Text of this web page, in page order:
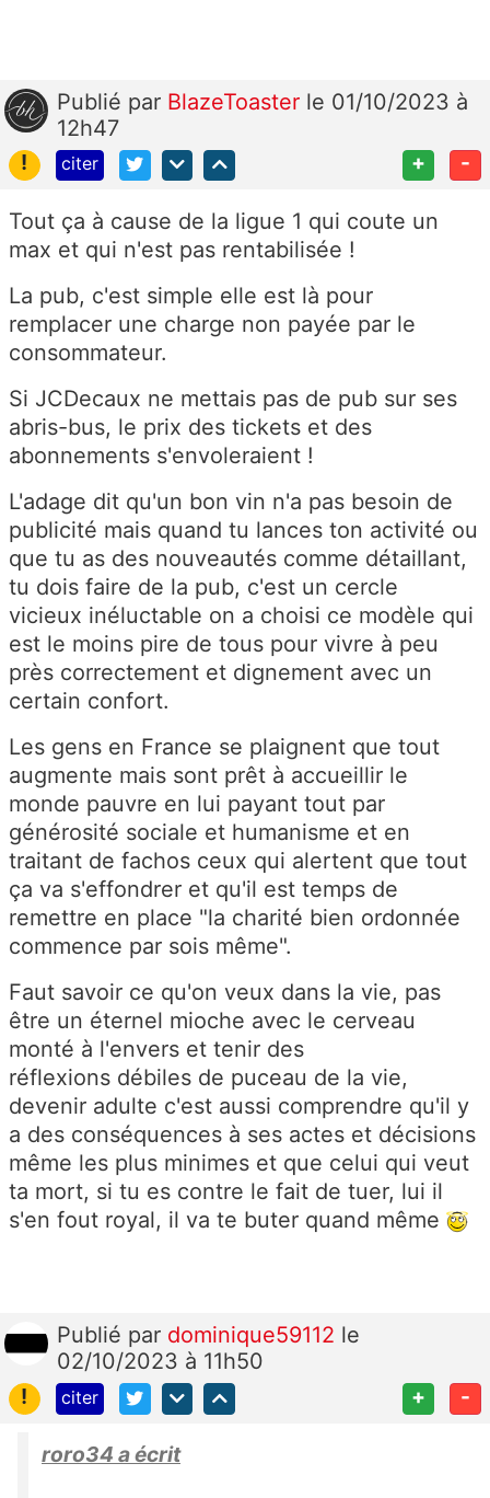
Publié par BlazeToaster le 01/10/2023 à
12h47
!
citer + -
Tout ça à cause de la ligue 1 qui coute un
max et qui n'est pas rentabilisée !
La pub, c'est simple elle est là pour
remplacer une charge non payée par le
consommateur.
Si JCDecaux ne mettais pas de pub sur ses
abris-bus, le prix des tickets et des
abonnements s'envoleraient !
L'adage dit qu'un bon vin n'a pas besoin de
publicité mais quand tu lances ton activité ou
que tu as des nouveautés comme détaillant,
tu dois faire de la pub, c'est un cercle
vicieux inéluctable on a choisi ce modèle qui
est le moins pire de tous pour vivre à peu
près correctement et dignement avec un
certain confort.
Les gens en France se plaignent que tout
augmente mais sont prêt à accueillir le
monde pauvre en lui payant tout par
générosité sociale et humanisme et en
traitant de fachos ceux qui alertent que tout
ça va s'effondrer et qu'il est temps de
remettre en place "la charité bien ordonnée
commence par sois même".
Faut savoir ce qu'on veux dans la vie, pas
être un éternel mioche avec le cerveau
monté à l'envers et tenir des
réflexions débiles de puceau de la vie,
devenir adulte c'est aussi comprendre qu'il y
a des conséquences à ses actes et décisions
même les plus minimes et que celui qui veut
ta mort, si tu es contre le fait de tuer, lui il
s'en fout royal, il va te buter quand même
Publié par dominique59112 le
02/10/2023 à 11h50
!
citer + -
roro34 a écrit